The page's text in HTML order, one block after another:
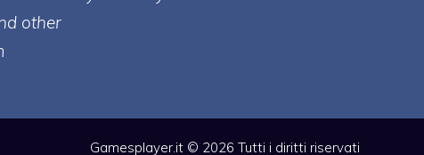
other
Gamesplayer.it © 2026 Tutti i diritti riservati